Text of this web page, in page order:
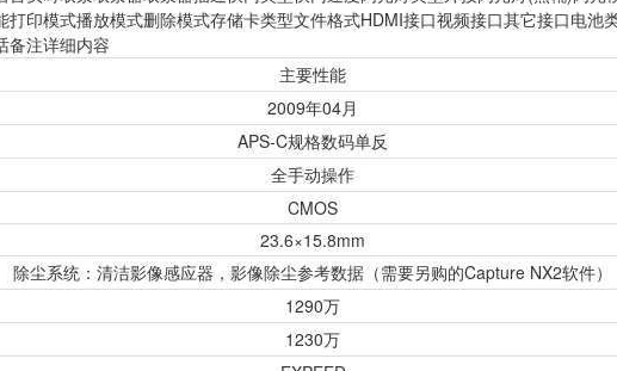
印模式播放模式删除模式存储卡类型文件格式HDMI接口视频接口其它接口电池
备注详细内容
主要性能
2009年04月
APS-C规格数码单反
全手动操作
CMOS
23.6×15.8mm
除尘系统：清洁影像感应器，影像除尘参考数据（需要另购的Capture NX2软件）
1290万
1230万